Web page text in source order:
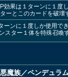
効果は１ターンに１
ーとこのカードを破壊
ーンに１度しか使用
スター１体を特殊召喚
悪魔族／ペンデュラ